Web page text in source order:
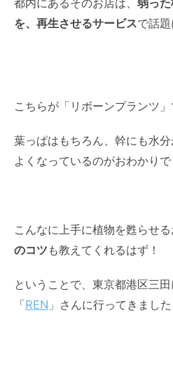
を、再生させるサービスで話題
こちらが「リボーンプランツ」
葉っぱはもちろん、幹にも水
よくなっているのがおわかりで
こんなに上手に植物を甦らせる
のコツ も教えてくれるはず！
ということで、東京都港区三
「REN 」さんに行ってきました